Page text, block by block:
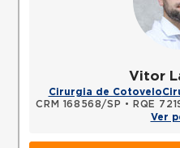
Vitor
Cirurgia de Cotovelo
CRM 168568/SP •
RQE
Ver